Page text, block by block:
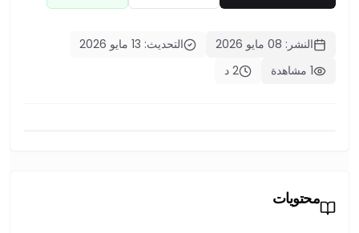
النشر: 08 مايو 2026
التحديث: 13 مايو 2026
1 مشاهدة
2 د
محتويات